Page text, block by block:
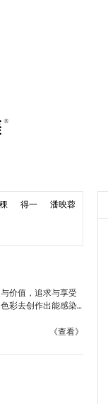
得一 潘映蓉
价值，追求与享受
彩去创作出能感染
《查看》